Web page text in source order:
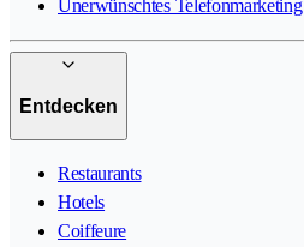
Unerwünschtes Telefonmarketing
Entdecken
Restaurants
Hotels
Coiffeure